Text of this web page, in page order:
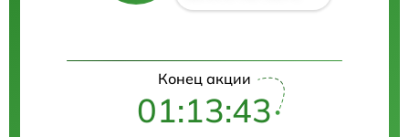
Конец акции
01:13:42